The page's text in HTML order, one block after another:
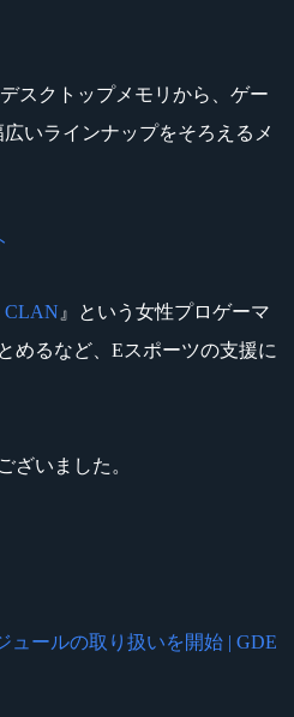
デスクトップメモリから、ゲー
いラインナップをそろえるメ
CLAN 』という女性プロゲーマ
めるなど、Eスポーツの支援に
ざいました。
ュールの取り扱いを開始 | GDE